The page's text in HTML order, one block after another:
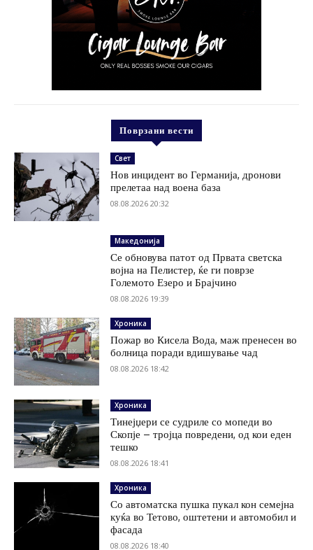
Поврзани вести
Свет
Нов инцидент во Германија, дронови
прелетаа над воена база
08.08.2026 20:32
Македонија
Се обновува патот од Првата светска
војна на Пелистер, ќе ги поврзе
Големото Езеро и Брајчино
08.08.2026 19:39
Хроника
Пожар во Кисела Вода, маж пренесен во
болница поради вдишување чад
08.08.2026 18:42
Хроника
Тинејџери се судриле со мопеди во
Скопје – тројца повредени, од кои еден
тешко
08.08.2026 18:41
Хроника
Со автоматска пушка пукал кон семејна
куќа во Тетово, оштетени и автомобил и
фасада
08.08.2026 18:40